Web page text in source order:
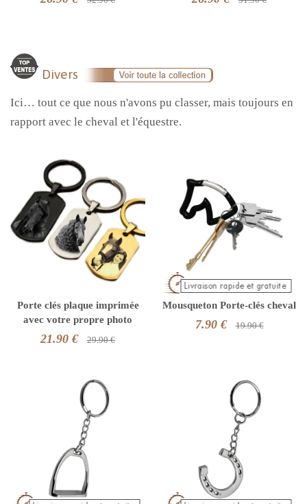
Divers
Ici… tout ce que nous n'avons pu classer, mais toujours en
rapport avec le cheval et l'équestre.
Porte clés plaque imprimée
avec votre propre photo
21.90 € 29.90 €
Mousqueton Porte-clés cheval
7.90 € 19.90 €